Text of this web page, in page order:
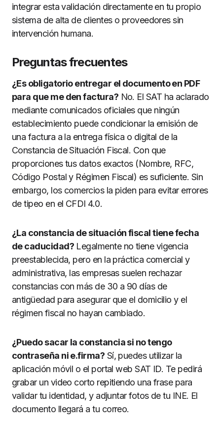
integrar esta validación directamente en tu propio
sistema de alta de clientes o proveedores sin
intervención humana.
Preguntas frecuentes
¿Es obligatorio entregar el documento en PDF
para que me den factura? No. El SAT ha aclarado
mediante comunicados oficiales que ningún
establecimiento puede condicionar la emisión de
una factura a la entrega física o digital de la
Constancia de Situación Fiscal. Con que
proporciones tus datos exactos (Nombre, RFC,
Código Postal y Régimen Fiscal) es suficiente. Sin
embargo, los comercios la piden para evitar errores
de tipeo en el CFDI 4.0.
¿La constancia de situación fiscal tiene fecha
de caducidad?Legalmente no tiene vigencia
preestablecida, pero en la práctica comercial y
administrativa, las empresas suelen rechazar
constancias con más de 30 a 90 días de
antigüedad para asegurar que el domicilio y el
régimen fiscal no hayan cambiado.
¿Puedo sacar la constancia si no tengo
contraseña ni e.firma? Sí, puedes utilizar la
aplicación móvil o el portal web SAT ID. Te pedirá
grabar un video corto repitiendo una frase para
validar tu identidad, y adjuntar fotos de tu INE. El
documento llegará a tu correo.